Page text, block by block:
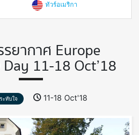
ทัวร์อเมริกา
ยากาศ Europe
11-18 Oct’18
ทับใจ 11-18 Oct'18